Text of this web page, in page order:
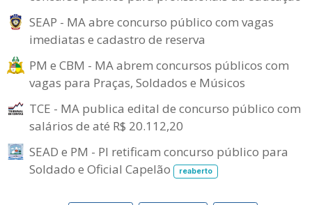
SEAP - MA abre concurso público com vagas
imediatas e cadastro de reserva
PM e CBM - MA abrem concursos públicos com
vagas para Praças, Soldados e Músicos
TCE - MA publica edital de concurso público com
salários de até R$ 20.112,20
SEAD e PM - PI retificam concurso público para
Soldado e Oficial Capelão
reaberto